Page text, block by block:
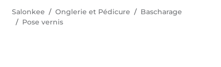
Salonkee Onglerie et Pédicure
Bascharage
Pose vernis